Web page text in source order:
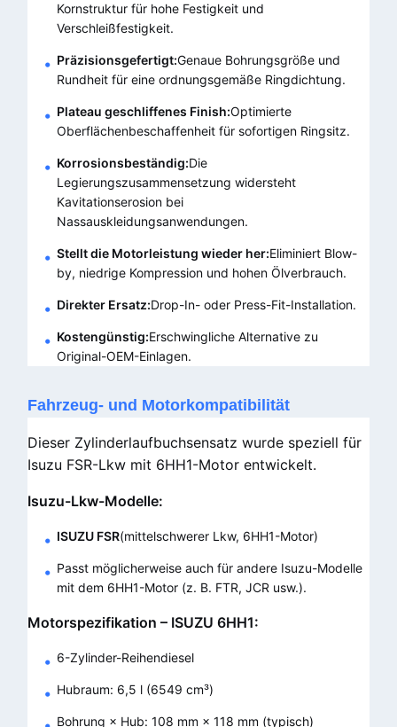
Kornstruktur für hohe Festigkeit und
Verschleißfestigkeit.
Präzisionsgefertigt:Genaue Bohrungsgröße und
Rundheit für eine ordnungsgemäße Ringdichtung.
Plateau geschliffenes Finish:Optimierte
Oberflächenbeschaffenheit für sofortigen Ringsitz.
Korrosionsbeständig:Die
Legierungszusammensetzung widersteht
Kavitationserosion bei
Nassauskleidungsanwendungen.
Stellt die Motorleistung wieder her:Eliminiert Blow-
by, niedrige Kompression und hohen Ölverbrauch.
Direkter Ersatz:Drop-In- oder Press-Fit-Installation.
Kostengünstig:Erschwingliche Alternative zu
Original-OEM-Einlagen.
Fahrzeug- und Motorkompatibilität
Dieser Zylinderlaufbuchsensatz wurde speziell für
Isuzu FSR-Lkw mit 6HH1-Motor entwickelt.
Isuzu-Lkw-Modelle:
ISUZU FSR(mittelschwerer Lkw, 6HH1-Motor)
Passt möglicherweise auch für andere Isuzu-Modelle
mit dem 6HH1-Motor (z. B. FTR, JCR usw.).
Motorspezifikation – ISUZU 6HH1:
6-Zylinder-Reihendiesel
Hubraum: 6,5 l (6549 cm³)
Bohrung × Hub: 108 mm × 118 mm (typisch)